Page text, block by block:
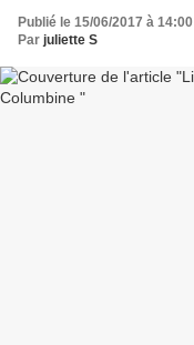
Publié le 15/06/2017 à 14:00
Par juliette S